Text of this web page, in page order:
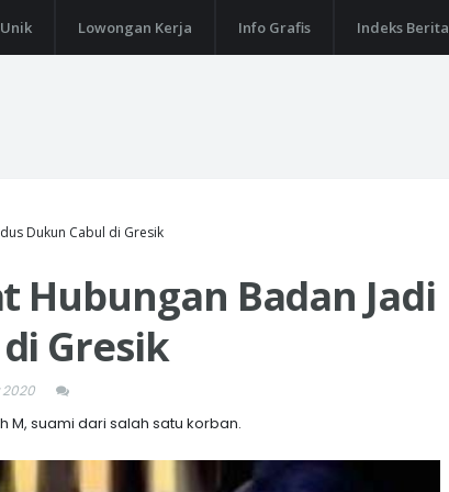
Lowongan Kerja Info Grafis Indeks Berita
Dukun Cabul di Gresik
Hubungan Badan Jadi
Gresik
2020
suami dari salah satu korban.